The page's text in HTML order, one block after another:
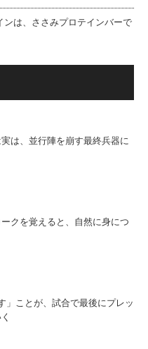
は、ささみプロテインバーで
は、並行陣を崩す最終兵器に
クを覚えると、自然に身につ
」ことが、試合で最後にプレッ